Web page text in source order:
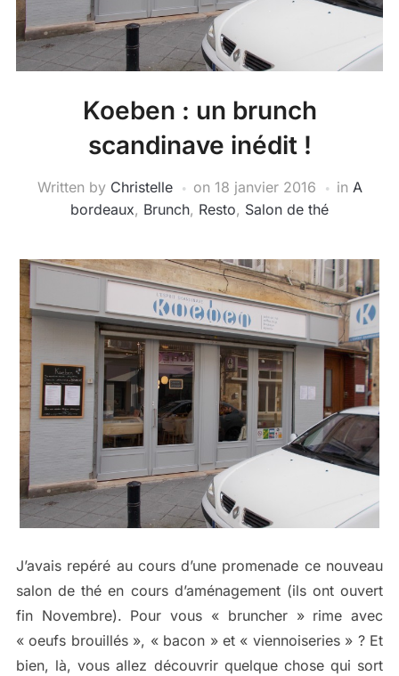
Koeben : un brunch
scandinave inédit !
Written by Christelle on 18 janvier 2016 in A
bordeaux, Brunch, Resto, Salon de thé
J’avais repéré au cours d’une promenade ce nouveau
salon de thé en cours d’aménagement (ils ont ouvert
fin Novembre). Pour vous « bruncher » rime avec
« oeufs brouillés », « bacon » et « viennoiseries » ? Et
bien, là, vous allez découvrir quelque chose qui sort